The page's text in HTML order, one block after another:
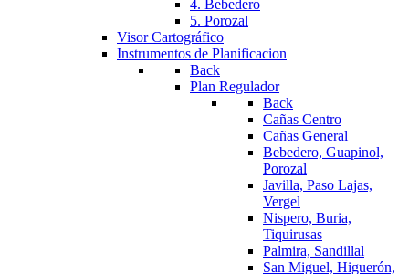
4. Bebedero
5. Porozal
Visor Cartográfico
Instrumentos de Planificacion
Back
Plan Regulador
Back
Cañas Centro
Cañas General
Bebedero, Guapinol,
Porozal
Javilla, Paso Lajas,
Vergel
Nispero, Buria,
Tiquirusas
Palmira, Sandillal
San Miguel, Higuerón,